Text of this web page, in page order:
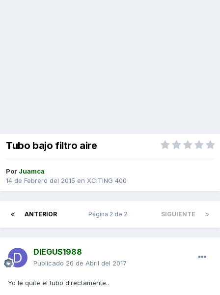
Tubo bajo filtro aire
Por Juamca
14 de Febrero del 2015 en XCITING 400
ANTERIOR SIGUIENTE
Página 2 de 2
DIEGUS1988
Publicado 26 de Abril del 2017
Yo le quite el tubo directamente​..